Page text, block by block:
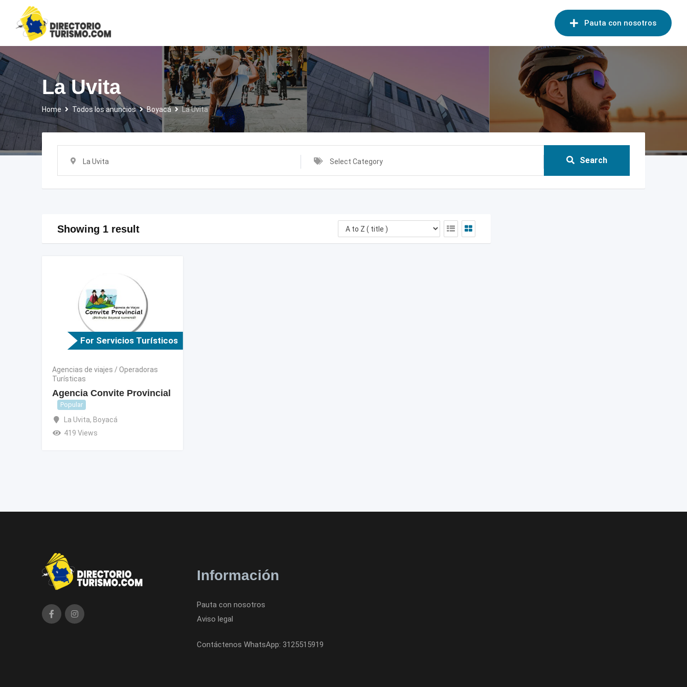
content
Pauta con nosotros
La Uvita
Home Todos los anuncios Boyacá La Uvita
La Uvita Select Category Search
Showing 1 result
For Servicios Turísticos
Agencias de viajes / Operadoras
Turísticas
Agencia Convite Provincial
Popular
La Uvita, Boyacá
419 Views
Información
Pauta con nosotros
Aviso legal
Contáctenos WhatsApp: 3125515919